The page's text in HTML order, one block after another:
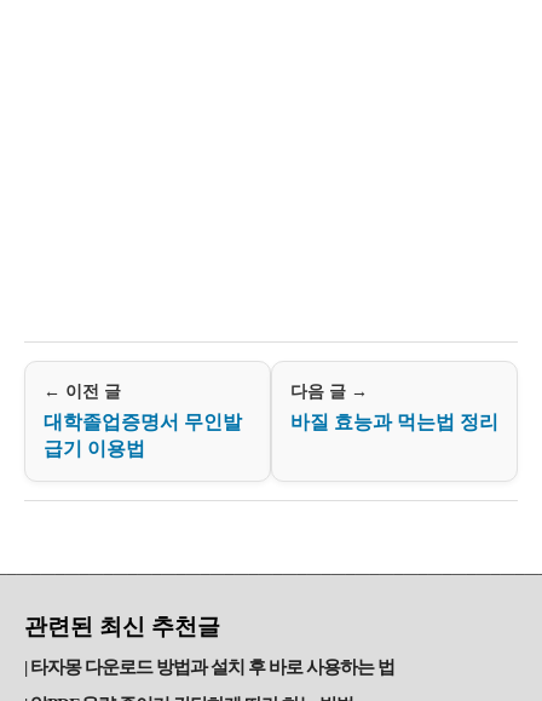
← 이전 글
대학졸업증명서 무인발
급기 이용법
다음 글 →
바질 효능과 먹는법 정리
관련된 최신 추천글
타자몽 다운로드 방법과 설치 후 바로 사용하는 법